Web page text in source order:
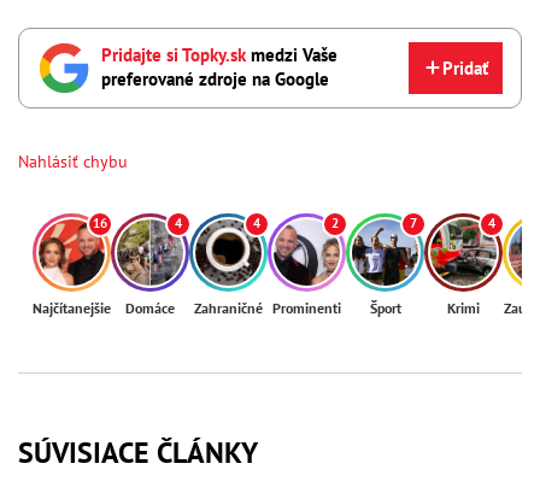
Pridajte si Topky.skmedzi Vaše
preferované zdroje na Google
Pridať
Nahlásiť chybu
16
Najčítanejšie
4
Domáce
4
Zahraničné
2
Prominenti
7
Šport
4
Krimi
SÚVISIACE ČLÁNKY